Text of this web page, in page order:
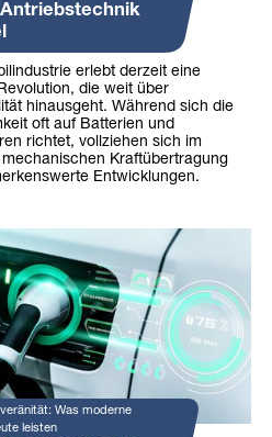
erlebt derzeit eine
die weit über
hinausgeht. Während sich die
oft auf Batterien und
richtet, vollziehen sich im
Kraftübertragung
Entwicklungen.
Was moderne
leisten